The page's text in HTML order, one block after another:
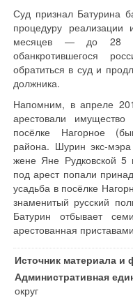
Суд признал Батурина
процедуру
месяцев — до 28
обанкротившегося
обратиться в суд и
должника.
Напомним, в апреле
арестовали
посёлке Нагорное
района. Шурин экс-
жене Яне Рудковской 5
под арест попали
усадьба в посёлке
знаменитый русский
Батурин отбывает
арестованная
Источник материала и
Административная
округ